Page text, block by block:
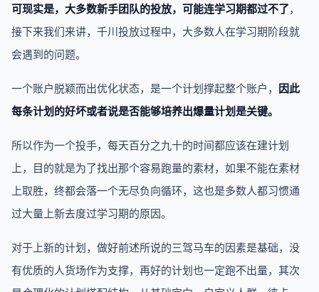
可现实是，大多数新手团队的投放，可能连学习期都过不了，
接下来我们来讲，千川投放过程中，大多数人在学习期阶段就
会遇到的问题。
一个账户脱颖而出优化状态，是一个计划撑起整个账户， 因此
每条计划的好坏或者说是否能够培养出爆量计划是关键。
所以作为一个投手，每天百分之九十的时间都应该在建计划
上，目的就是为了找出那个容易跑量的素材，如果不能在素材
上取胜，终都会落一个无尽负向循环，这也是多数人都习惯通
过大量上新去度过学习期的原因。
对于上新的计划，做好前述所说的三驾马车的因素是基础，没
有优质的人货场作为支撑，再好的计划也一定跑不出量，其次